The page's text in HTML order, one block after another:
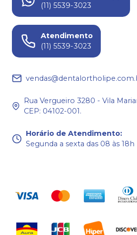
(11) 5539-3023
Atendimento
(11) 5539-3023
Rua Vergueiro 3280 - Vila
CEP: 04102-001.
Horário de Atendimento:
Segunda a sexta das 08 às 18h